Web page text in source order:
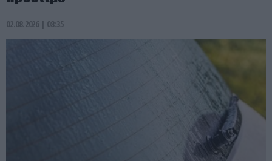
02.08.2026 | 08:35